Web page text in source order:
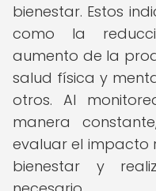
bienestar. Estos
como la
aumento de la
salud física y
otros. Al
manera
evaluar el impacto
bienestar y